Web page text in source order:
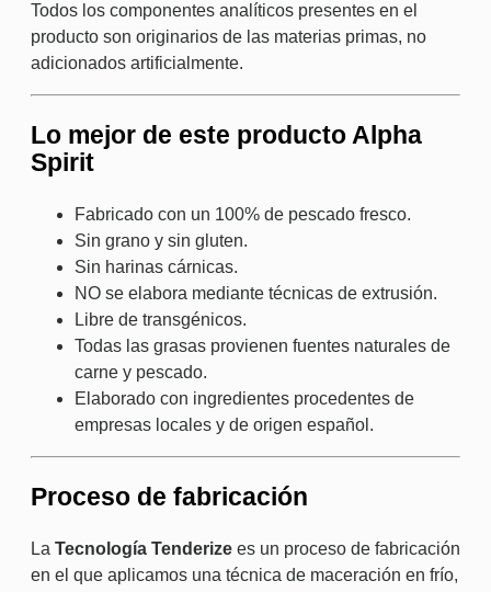
Todos los componentes analíticos presentes en el
producto son originarios de las materias primas, no
adicionados artificialmente.
Lo mejor de este producto Alpha
Spirit
Fabricado con un 100% de pescado fresco.
Sin grano y sin gluten.
Sin harinas cárnicas.
NO se elabora mediante técnicas de extrusión.
Libre de transgénicos.
Todas las grasas provienen fuentes naturales de
carne y pescado.
Elaborado con ingredientes procedentes de
empresas locales y de origen español.
Proceso de fabricación
La Tecnología Tenderize es un proceso de fabricación
en el que aplicamos una técnica de maceración en frío,